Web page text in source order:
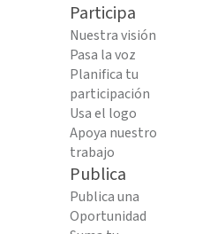
Participa
Nuestra visión
Pasa la voz
Planifica tu
participación
Usa el logo
Apoya nuestro
trabajo
Publica
Publica una
Oportunidad